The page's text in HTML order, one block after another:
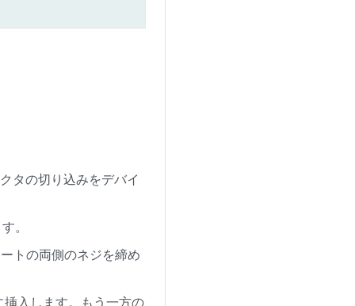
タの切り込みをデバイ
。
トの両側のネジを締め
入します。もう一方の